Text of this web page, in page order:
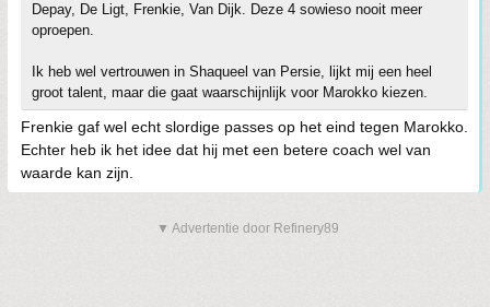
Depay, De Ligt, Frenkie, Van Dijk. Deze 4 sowieso nooit meer
oproepen.
Ik heb wel vertrouwen in Shaqueel van Persie, lijkt mij een heel
groot talent, maar die gaat waarschijnlijk voor Marokko kiezen.
Frenkie gaf wel echt slordige passes op het eind tegen Marokko.
Echter heb ik het idee dat hij met een betere coach wel van
waarde kan zijn.
▼ Advertentie door Refinery89